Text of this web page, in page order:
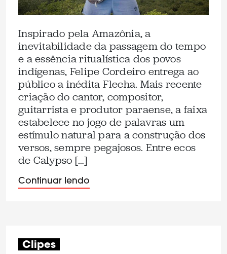
Inspirado pela Amazônia, a
inevitabilidade da passagem do tempo
e a essência ritualística dos povos
indígenas, Felipe Cordeiro entrega ao
público a inédita Flecha. Mais recente
criação do cantor, compositor,
guitarrista e produtor paraense, a faixa
estabelece no jogo de palavras um
estímulo natural para a construção dos
versos, sempre pegajosos. Entre ecos
de Calypso […]
Continuar lendo
Clipes